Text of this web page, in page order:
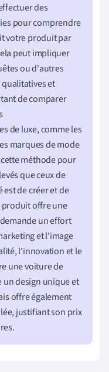
des
pour comprendre
votre produit par
peut impliquer
ou d'autres
et
de comparer
de luxe, comme les
marques de mode
méthode pour
que ceux de
est de créer et de
offre une
un effort
et l'image
l'innovation et le
une voiture de
design unique et
offre également
justifiant son prix